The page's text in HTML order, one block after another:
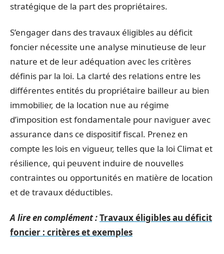
stratégique de la part des propriétaires.
S’engager dans des travaux éligibles au déficit
foncier nécessite une analyse minutieuse de leur
nature et de leur adéquation avec les critères
définis par la loi. La clarté des relations entre les
différentes entités du propriétaire bailleur au bien
immobilier, de la location nue au régime
d’imposition est fondamentale pour naviguer avec
assurance dans ce dispositif fiscal. Prenez en
compte les lois en vigueur, telles que la loi Climat et
résilience, qui peuvent induire de nouvelles
contraintes ou opportunités en matière de location
et de travaux déductibles.
A lire en complément :Travaux éligibles au déficit
foncier : critères et exemples